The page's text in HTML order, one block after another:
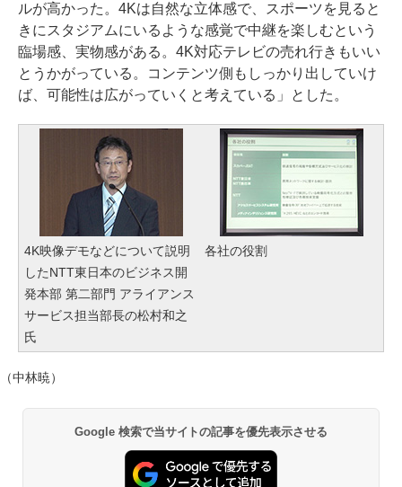
ルが高かった。4Kは自然な立体感で、スポーツを見ると
きにスタジアムにいるような感覚で中継を楽しむという
臨場感、実物感がある。4K対応テレビの売れ行きもいい
とうかがっている。コンテンツ側もしっかり出していけ
ば、可能性は広がっていくと考えている」とした。
4K映像デモなどについて説明
したNTT東日本のビジネス開
発本部 第二部門 アライアンス
サービス担当部長の松村和之
氏
各社の役割
（中林暁）
Google 検索で当サイトの記事を優先表示させる